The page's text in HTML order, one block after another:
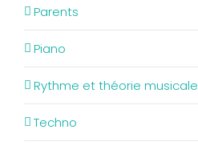
Parents
Piano
Rythme et théorie musicale
Techno